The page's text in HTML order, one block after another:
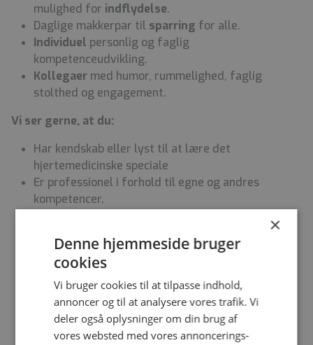
mulighed for indflydelse.
Daglige makkerpar til sparring for alle.
Individuel personlig og faglig
kompetenceudvikling.
Kollegaer med humor, rummelighed, faglig
stolthed og engagement.
Vi ser gerne, at du:
Har kendskab eller lyst til at lære det
hjertemedicinske speciale
Er professionel i forhold til egne og andres
kompetencer.
Er fagligt engageret og kvalitetsbevidst i din
sygepleje.
Tager ansvar for egen læring og anvende den i
klinisk praksis
Har lyst til at arbejde med - og videreudvikle
sygeplejen til den kardiologiske og medicinske
×
Denne hjemmeside bruger
cookies
Vi bruger cookies til at tilpasse indhold,
annoncer og til at analysere vores trafik. Vi
deler også oplysninger om din brug af
vores websted med vores annoncerings-